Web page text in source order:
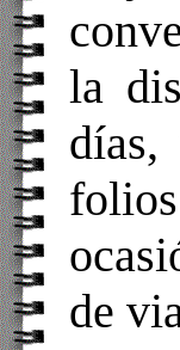
la
de